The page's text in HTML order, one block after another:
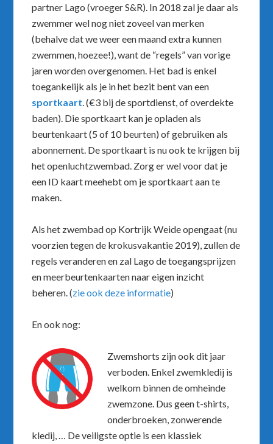
partner Lago (vroeger S&R). In 2018 zal je daar als
zwemmer wel nog niet zoveel van merken
(behalve dat we weer een maand extra kunnen
zwemmen, hoezee!), want de “regels” van vorige
jaren worden overgenomen. Het bad is enkel
toegankelijk als je in het bezit bent van een
sportkaart. (€3 bij de sportdienst, of overdekte
baden). Die sportkaart kan je opladen als
beurtenkaart (5 of 10 beurten) of gebruiken als
abonnement. De sportkaart is nu ook te krijgen bij
het openluchtzwembad. Zorg er wel voor dat je
een ID kaart meehebt om je sportkaart aan te
maken.
Als het zwembad op Kortrijk Weide opengaat (nu
voorzien tegen de krokusvakantie 2019), zullen de
regels veranderen en zal Lago de toegangsprijzen
en meerbeurtenkaarten naar eigen inzicht
beheren. (zie ook deze informatie)
En ook nog:
Zwemshorts zijn ook dit jaar
verboden. Enkel zwemkledij is
welkom binnen de omheinde
zwemzone. Dus geen t-shirts,
onderbroeken, zonwerende
kledij, … De veiligste optie is een klassiek